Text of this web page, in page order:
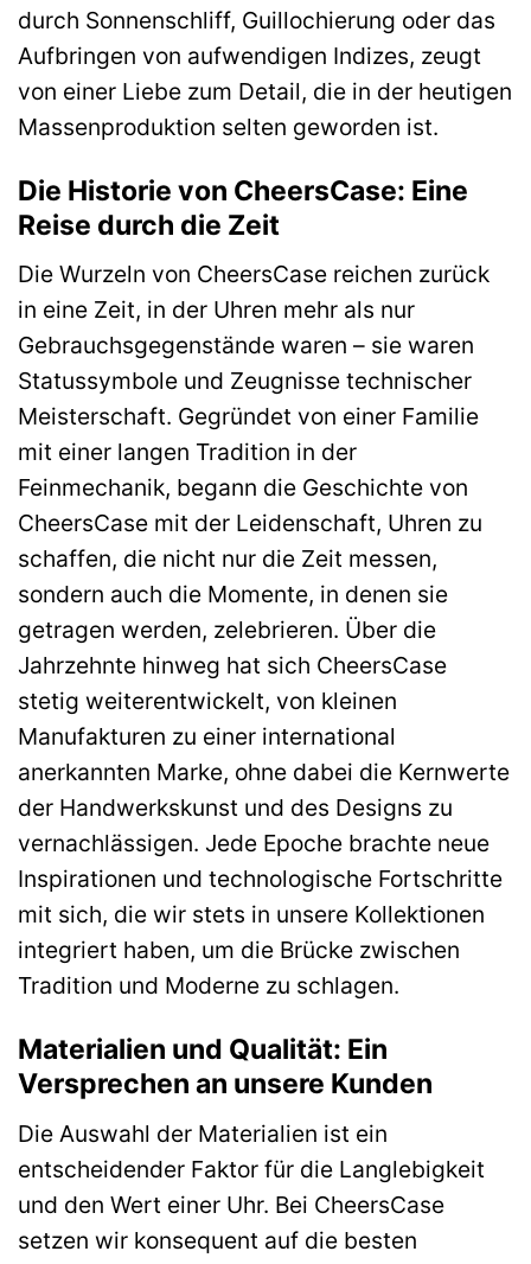
durch Sonnenschliff, Guillochierung oder das
Aufbringen von aufwendigen Indizes, zeugt
von einer Liebe zum Detail, die in der heutigen
Massenproduktion selten geworden ist.
Die Historie von CheersCase: Eine
Reise durch die Zeit
Die Wurzeln von CheersCase reichen zurück
in eine Zeit, in der Uhren mehr als nur
Gebrauchsgegenstände waren – sie waren
Statussymbole und Zeugnisse technischer
Meisterschaft. Gegründet von einer Familie
mit einer langen Tradition in der
Feinmechanik, begann die Geschichte von
CheersCase mit der Leidenschaft, Uhren zu
schaffen, die nicht nur die Zeit messen,
sondern auch die Momente, in denen sie
getragen werden, zelebrieren. Über die
Jahrzehnte hinweg hat sich CheersCase
stetig weiterentwickelt, von kleinen
Manufakturen zu einer international
anerkannten Marke, ohne dabei die Kernwerte
der Handwerkskunst und des Designs zu
vernachlässigen. Jede Epoche brachte neue
Inspirationen und technologische Fortschritte
mit sich, die wir stets in unsere Kollektionen
integriert haben, um die Brücke zwischen
Tradition und Moderne zu schlagen.
Materialien und Qualität: Ein
Versprechen an unsere Kunden
Die Auswahl der Materialien ist ein
entscheidender Faktor für die Langlebigkeit
und den Wert einer Uhr. Bei CheersCase
setzen wir konsequent auf die besten